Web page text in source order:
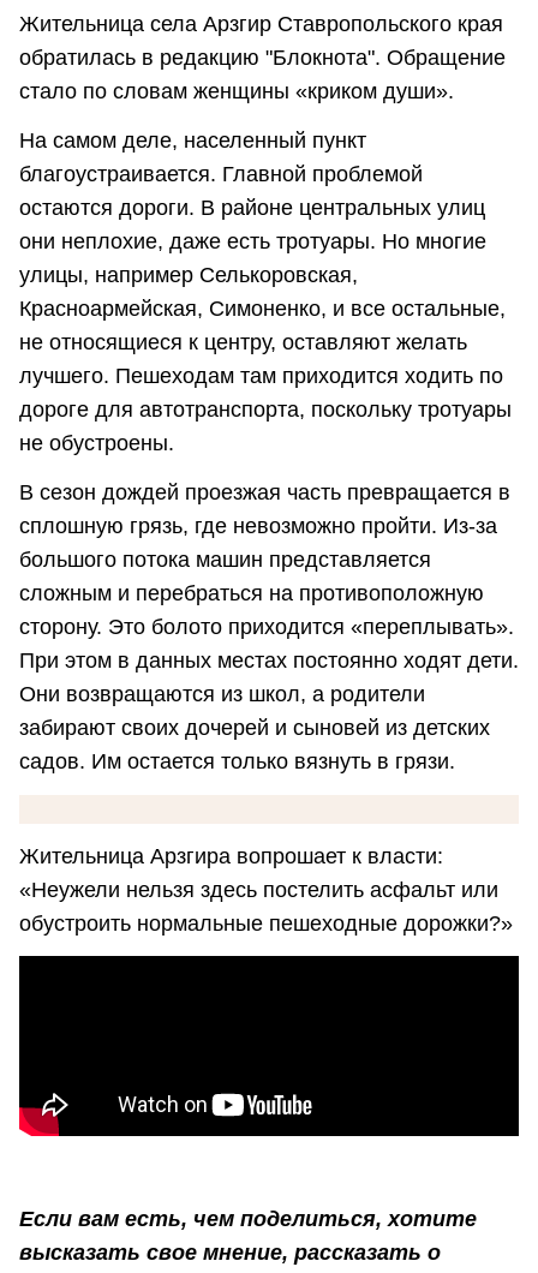
Жительница села Арзгир Ставропольского края
обратилась в редакцию "Блокнота". Обращение
стало по словам женщины «криком души».
На самом деле, населенный пункт
благоустраивается. Главной проблемой
остаются дороги. В районе центральных улиц
они неплохие, даже есть тротуары. Но многие
улицы, например Селькоровская,
Красноармейская, Симоненко, и все остальные,
не относящиеся к центру, оставляют желать
лучшего. Пешеходам там приходится ходить по
дороге для автотранспорта, поскольку тротуары
не обустроены.
В сезон дождей проезжая часть превращается в
сплошную грязь, где невозможно пройти. Из-за
большого потока машин представляется
сложным и перебраться на противоположную
сторону. Это болото приходится «переплывать».
При этом в данных местах постоянно ходят дети.
Они возвращаются из школ, а родители
забирают своих дочерей и сыновей из детских
садов. Им остается только вязнуть в грязи.
Жительница Арзгира вопрошает к власти:
«Неужели нельзя здесь постелить асфальт или
обустроить нормальные пешеходные дорожки?»
Если вам есть, чем поделиться, хотите
высказать свое мнение, рассказать о